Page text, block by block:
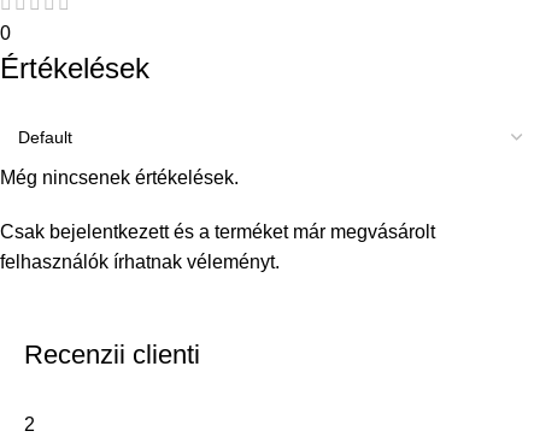
0
Értékelések
Még nincsenek értékelések.
Csak bejelentkezett és a terméket már megvásárolt
felhasználók írhatnak véleményt.
Recenzii clienti
2